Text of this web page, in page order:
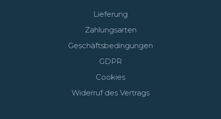
Lieferung
Zahlungsarten
Geschäftsbedingungen
GDPR
Cookies
Widerruf des Vertrags